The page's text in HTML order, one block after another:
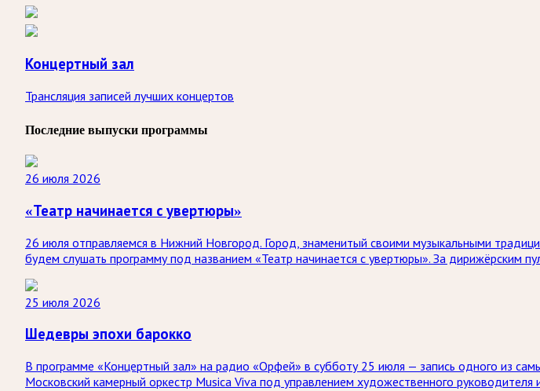
Концертный зал
Трансляция записей лучших концертов
Последние выпуски программы
26 июля 2026
«Театр начинается с увертюры»
26 июля отправляемся в Нижний Новгород. Город, знаменитый своими музыкальными
будем слушать программу под названием «Театр начинается с увертюры». За дирижёрским
25 июля 2026
Шедевры эпохи барокко
В программе «Концертный зал» на радио «Орфей» в субботу 25 июля — запись одного из
Московский камерный оркестр Musica Viva под управлением художественного